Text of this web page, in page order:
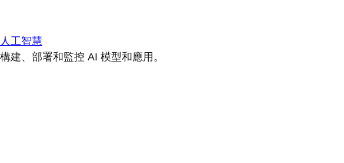
人工智慧
構建、部署和監控 AI 模型和應用。